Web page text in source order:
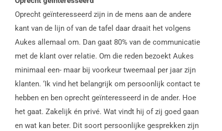
Oprecht geïnteresseerd zijn in de mens aan de andere
kant van de lijn of van de tafel daar draait het volgens
Aukes allemaal om. Dan gaat 80% van de communicatie
met de klant over relatie. Om die reden bezoekt Aukes
minimaal een- maar bij voorkeur tweemaal per jaar zijn
klanten. ‘Ik vind het belangrijk om persoonlijk contact te
hebben en ben oprecht geïnteresseerd in de ander. Hoe
het gaat. Zakelijk én privé. Wat vindt hij of zij goed gaan
en wat kan beter. Dit soort persoonlijke gesprekken zijn